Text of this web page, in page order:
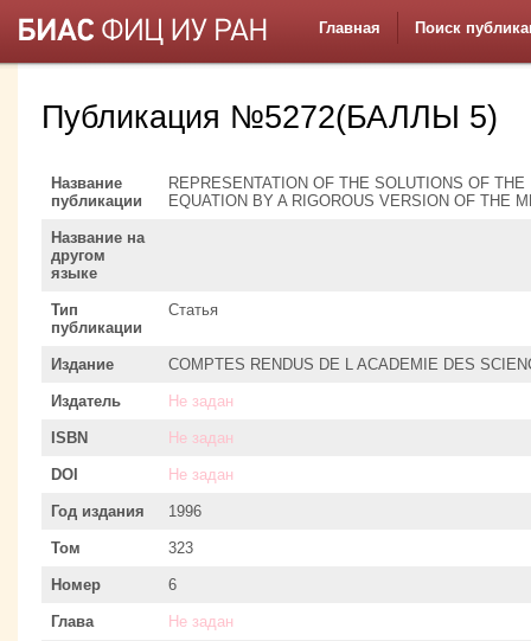
Главная Поиск
Публикация №5272(БАЛЛЫ 5)
Название
публикации
REPRESENTATION OF THE SOLUTIONS OF
EQUATION BY A RIGOROUS VERSION OF THE
Название на
другом
языке
Тип
публикации
Статья
Издание COMPTES RENDUS DE L ACADEMIE DES
Издатель Не задан
ISBN Не задан
DOI Не задан
Год издания 1996
Том 323
Номер 6
Глава Не задан